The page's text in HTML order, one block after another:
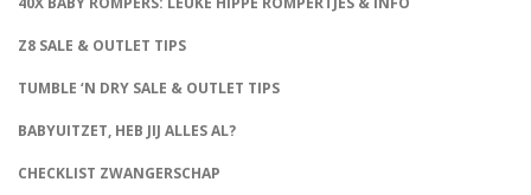
Z8 SALE & OUTLET TIPS
TUMBLE ‘N DRY SALE & OUTLET TIPS
BABYUITZET, HEB JIJ ALLES AL?
CHECKLIST ZWANGERSCHAP